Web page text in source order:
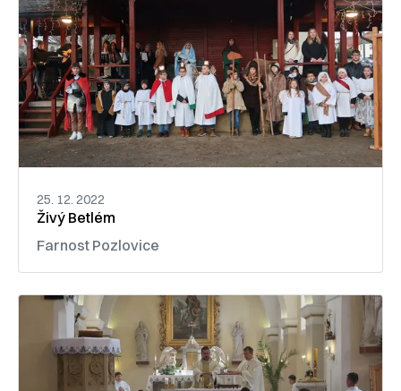
25. 12. 2022
Živý Betlém
Farnost Pozlovice